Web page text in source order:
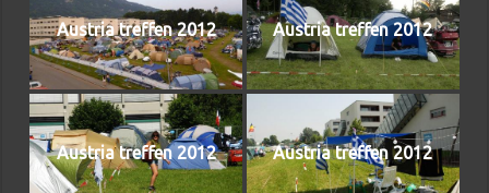
Austria treffen 2012 Austria treffen 2012
Austria treffen 2012 Austria treffen 2012